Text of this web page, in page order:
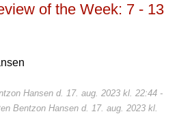
of the Week: 7 - 13
Hansen d. 17. aug. 2023 kl. 22:44 -
Bentzon Hansen d. 17. aug. 2023 kl.